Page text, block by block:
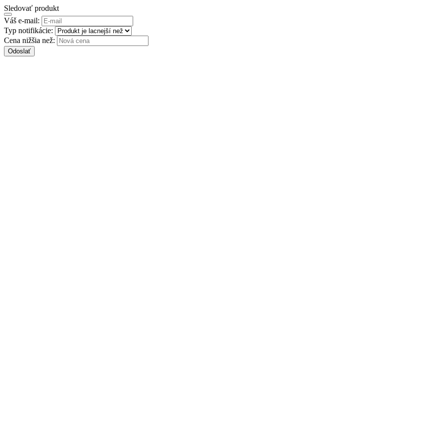
Sledovať produkt
Váš e-mail:
Typ notifikácie:
Cena nižšia než:
Odoslať